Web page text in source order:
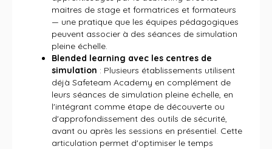
maitres de stage et formatrices et formateurs
— une pratique que les équipes pédagogiques
peuvent associer à des séances de simulation
pleine échelle.
Blended learning avec les centres de
simulation : Plusieurs établissements utilisent
déjà Safeteam Academy en complément de
leurs séances de simulation pleine échelle, en
l'intégrant comme étape de découverte ou
d'approfondissement des outils de sécurité,
avant ou après les sessions en présentiel. Cette
articulation permet d'optimiser le temps